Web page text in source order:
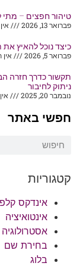
טיהור חפצים – מתי
פברואר 13, 2026
כיצד נוכל להאיץ
פברואר 5, 2026
אין
תקשור כדרך חזרה
ניתוק לחיבור
נובמבר 20, 2025
חפשי באתר
קטגוריות
אינדקס
אינטואיציה
אסטרולוגיה
בחירת שם
בלוג